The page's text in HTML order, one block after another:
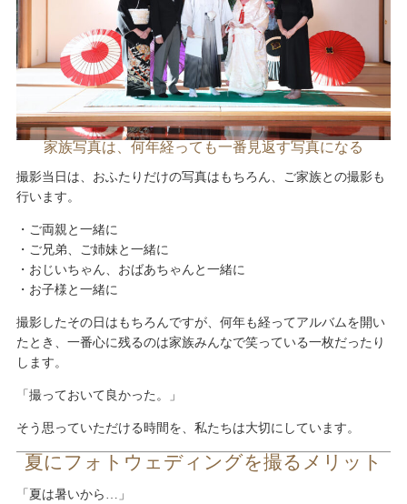
家族写真は、何年経っても一番見返す写真になる
撮影当日は、おふたりだけの写真はもちろん、ご家族との撮影も
行います。
・ご両親と一緒に
・ご兄弟、ご姉妹と一緒に
・おじいちゃん、おばあちゃんと一緒に
・お子様と一緒に
撮影したその日はもちろんですが、何年も経ってアルバムを開い
たとき、一番心に残るのは家族みんなで笑っている一枚だったり
します。
「撮っておいて良かった。」
そう思っていただける時間を、私たちは大切にしています。
夏にフォトウェディングを撮るメリット
「夏は暑いから…」